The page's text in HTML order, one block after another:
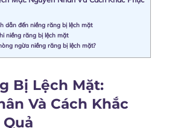
dẫn đến niềng răng bị lệch mặt
niềng răng bị lệch mặt
ngừa niềng răng bị lệch mặt?
Bị Lệch Mặt:
Và Cách Khắc